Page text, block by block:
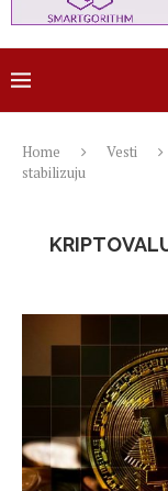
Home Vesti
stabilizuju